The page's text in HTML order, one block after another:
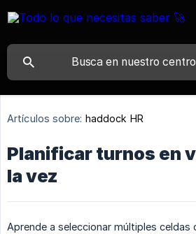
Artículos sobre: haddock HR
Planificar turnos en
la vez
Aprende a seleccionar múltiples celdas